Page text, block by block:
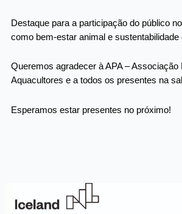
Destaque para a participação do público
como bem-estar animal e sustentabilidade
Queremos agradecer à APA – Associação
Aquacultores e a todos os presentes na
Esperamos estar presentes no próximo!